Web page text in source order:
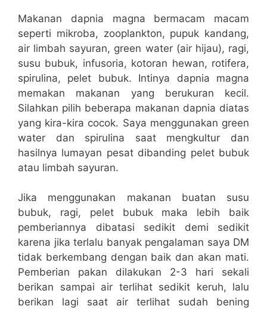
Makanan dapnia magna bermacam macam
seperti mikroba, zooplankton, pupuk kandang,
air limbah sayuran, green water (air hijau), ragi,
susu bubuk, infusoria, kotoran hewan, rotifera,
spirulina, pelet bubuk. Intinya dapnia magna
memakan makanan yang berukuran kecil.
Silahkan pilih beberapa makanan dapnia diatas
yang kira-kira cocok. Saya menggunakan green
water dan spirulina saat mengkultur dan
hasilnya lumayan pesat dibanding pelet bubuk
atau limbah sayuran.
Jika menggunakan makanan buatan susu
bubuk, ragi, pelet bubuk maka lebih baik
pemberiannya dibatasi sedikit demi sedikit
karena jika terlalu banyak pengalaman saya DM
tidak berkembang dengan baik dan akan mati.
Pemberian pakan dilakukan 2-3 hari sekali
berikan sampai air terlihat sedikit keruh, lalu
berikan lagi saat air terlihat sudah bening